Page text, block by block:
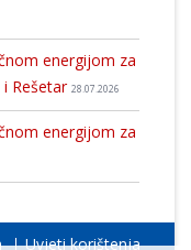
energijom za
Rešetar 28.07.2026
energijom za
Uvjeti korištenja